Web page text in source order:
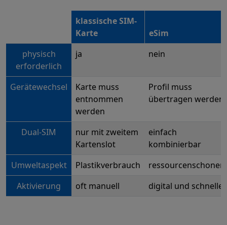
klassische SIM-
Karte
eSim
physisch
erforderlich
ja nein
Gerätewechsel
Karte muss
entnommen
werden
Profil muss
übertragen werden
Dual-SIM
nur mit zweitem
Kartenslot
einfach
kombinierbar
Umweltaspekt
Plastikverbrauch
Aktivierung
oft manuell digital und schneller